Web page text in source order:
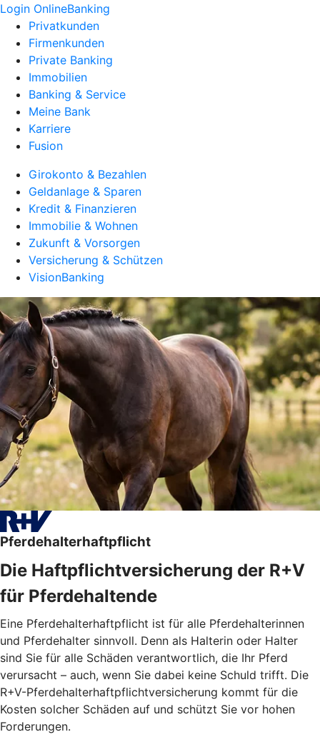
Login OnlineBanking
Privatkunden
Firmenkunden
Private Banking
Immobilien
Banking & Service
Meine Bank
Karriere
Fusion
Girokonto & Bezahlen
Geldanlage & Sparen
Kredit & Finanzieren
Immobilie & Wohnen
Zukunft & Vorsorgen
Versicherung & Schützen
VisionBanking
Pferdehalterhaftpflicht
Die Haftpflichtversicherung der R+V
für Pferdehaltende
Eine Pferdehalterhaftpflicht ist für alle Pferdehalterinnen
und Pferdehalter sinnvoll. Denn als Halterin oder Halter
sind Sie für alle Schäden verantwortlich, die Ihr Pferd
verursacht – auch, wenn Sie dabei keine Schuld trifft. Die
R+V-Pferdehalterhaftpflichtversicherung kommt für die
Kosten solcher Schäden auf und schützt Sie vor hohen
Forderungen.